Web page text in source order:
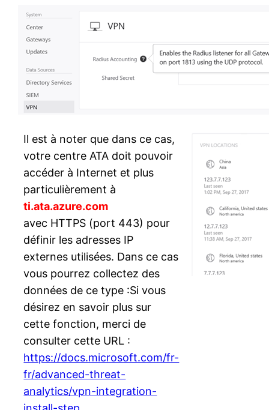
Il est à noter que dans ce cas,
votre centre ATA doit pouvoir
accéder à Internet et plus
particulièrement à
ti.ata.azure.com
avec HTTPS (port 443) pour
définir les adresses IP
externes utilisées. Dans ce cas
vous pourrez collectez des
données de ce type :Si vous
désirez en savoir plus sur
cette fonction, merci de
consulter cette URL :
https://docs.microsoft.com/fr-
fr/advanced-threat-
analytics/vpn-integration-